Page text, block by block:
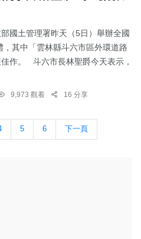
國土管理署昨天（5日）舉辦全國
，其中「雲林縣斗六市區外環道路
作。 斗六市長林聖爵今天表示，
9,973 觀看 16 分享
5 6 下一頁